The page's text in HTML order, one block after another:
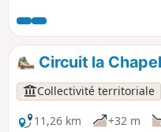
réalisation de l'A40. Au
encore des portails en
spécifiques, comme dans
Saône. L'église actuelle
XIXe siècle. Elle a été
1851.
Circuit la
Collectivité territoriale
11,26 km
+32 m